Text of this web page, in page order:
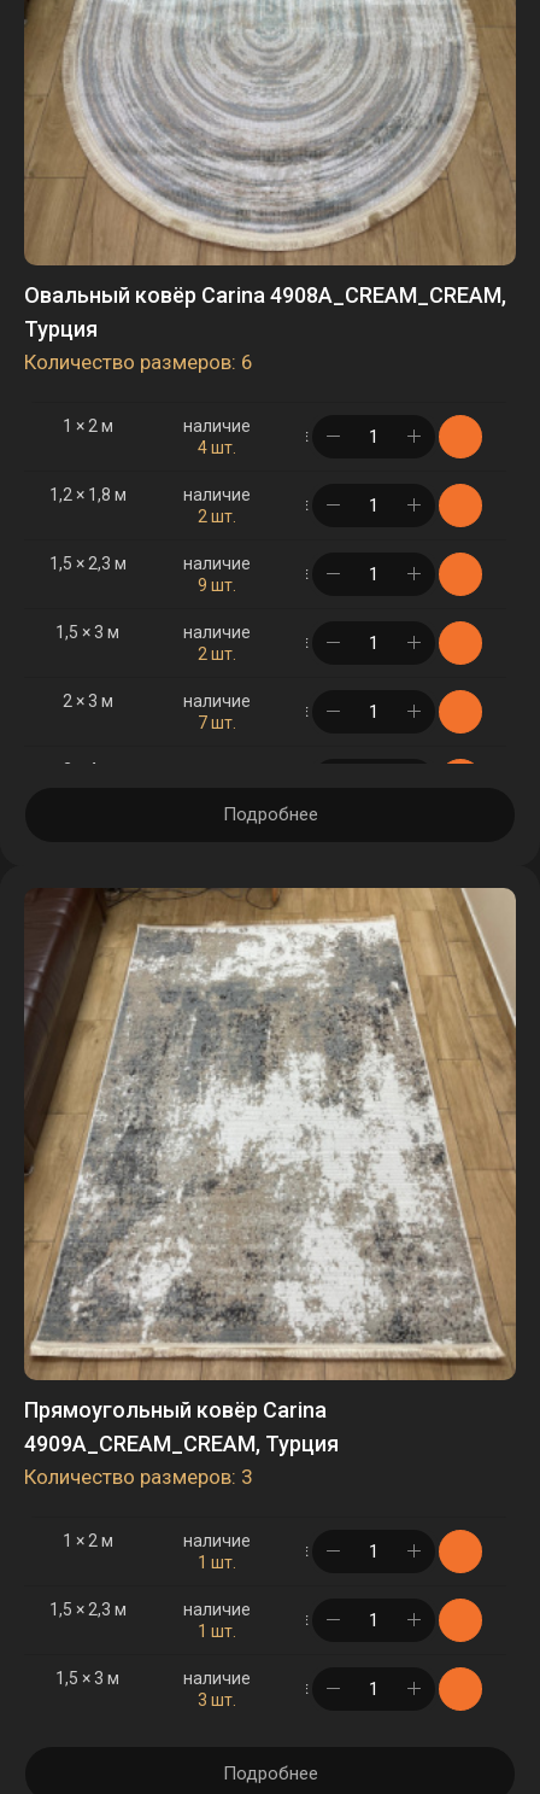
Овальный ковёр Carina 4908A_CREAM_CREAM,
Турция
Количество размеров: 6
1 × 2 м
наличие
4 шт.
в корзине
1,2 × 1,8 м
наличие
2 шт.
в корзине
1,5 × 2,3 м
наличие
9 шт.
в корзине
1,5 × 3 м
наличие
2 шт.
в корзине
2 × 3 м
наличие
7 шт.
в корзине
2 × 4 м
Подробнее
Прямоугольный ковёр Carina
4909A_CREAM_CREAM, Турция
Количество размеров: 3
1 × 2 м
наличие
1 шт.
в корзине
1,5 × 2,3 м
наличие
1 шт.
в корзине
1,5 × 3 м
наличие
3 шт.
в корзине
Подробнее